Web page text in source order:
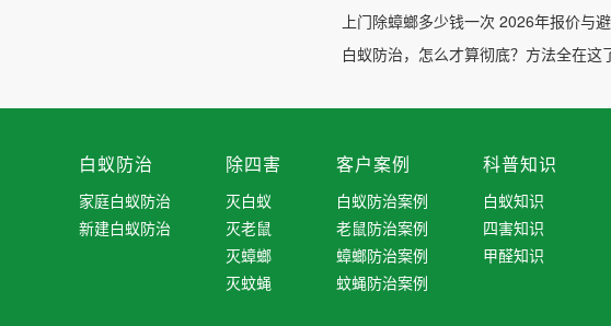
上门除蟑螂多少钱一次 2026年报价与
白蚁防治，怎么才算彻底？方法全在这
白蚁防治
家庭白蚁防治
新建白蚁防治
除四害
灭白蚁
灭老鼠
灭蟑螂
灭蚊蝇
客户案例
白蚁防治案例
老鼠防治案例
蟑螂防治案例
蚊蝇防治案例
科普知识
白蚁知识
四害知识
甲醛知识